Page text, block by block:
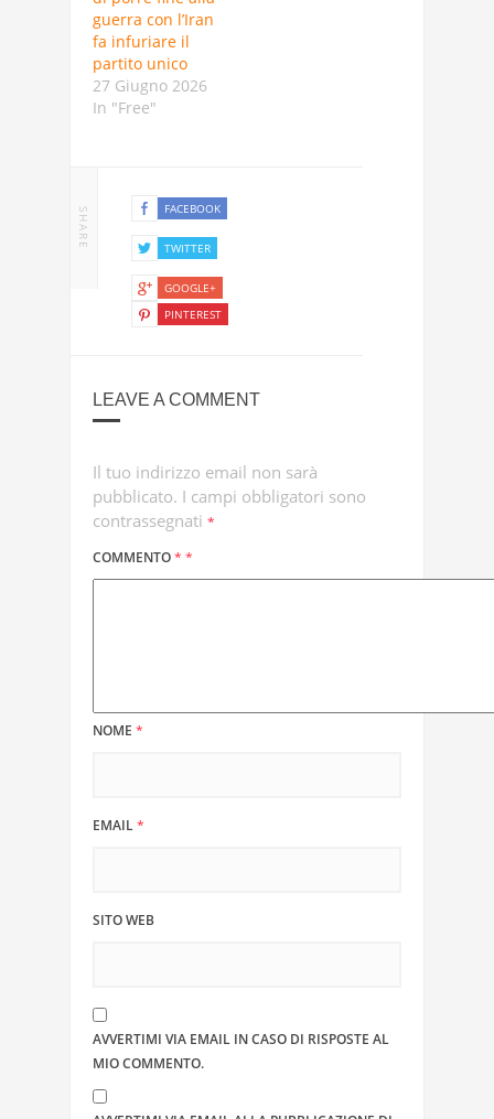
guerra con l’Iran
fa infuriare il
partito unico
27 Giugno 2026
In "Free"
SHARE FACEBOOK
TWITTER
GOOGLE+
PINTEREST
LEAVE A COMMENT
Il tuo indirizzo email non sarà
pubblicato. I campi obbligatori sono
contrassegnati *
COMMENTO* *
NOME *
EMAIL*
SITO WEB
AVVERTIMI VIA EMAIL IN CASO DI RISPOSTE AL
MIO COMMENTO.